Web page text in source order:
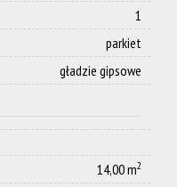
1
parkiet
gładzie gipsowe
14,00 m2